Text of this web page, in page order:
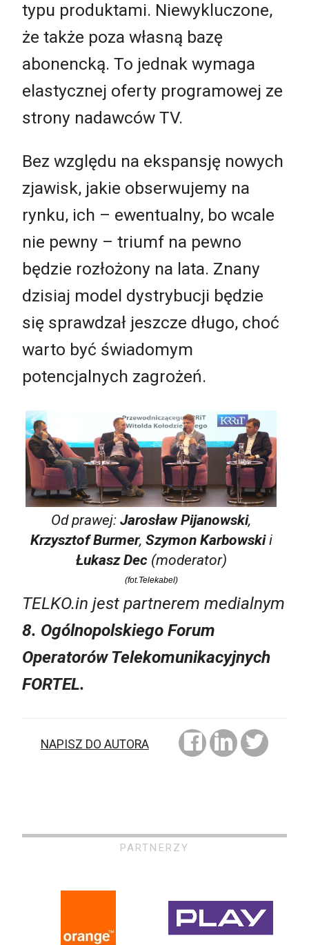
typu produktami. Niewykluczone,
że także poza własną bazę
abonencką. To jednak wymaga
elastycznej oferty programowej ze
strony nadawców TV.
Bez względu na ekspansję nowych
zjawisk, jakie obserwujemy na
rynku, ich – ewentualny, bo wcale
nie pewny – triumf na pewno
będzie rozłożony na lata. Znany
dzisiaj model dystrybucji będzie
się sprawdzał jeszcze długo, choć
warto być świadomym
potencjalnych zagrożeń.
Od prawej: Jarosław Pijanowski,
Krzysztof Burmer, Szymon Karbowskii
Łukasz Dec(moderator)
(fot.Telekabel)
TELKO.in jest partnerem medialnym
8. Ogólnopolskiego Forum
Operatorów Telekomunikacyjnych
FORTEL.
NAPISZ DO AUTORA
PARTNERZY